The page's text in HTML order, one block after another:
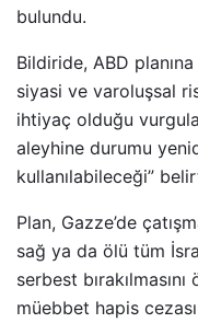
bulundu.
Bildiride, ABD
siyasi ve varoluşsal
ihtiyaç olduğu
aleyhine durumu
kullanılabileceği”
Plan, Gazze’de
sağ ya da ölü tüm
serbest
müebbet hapis